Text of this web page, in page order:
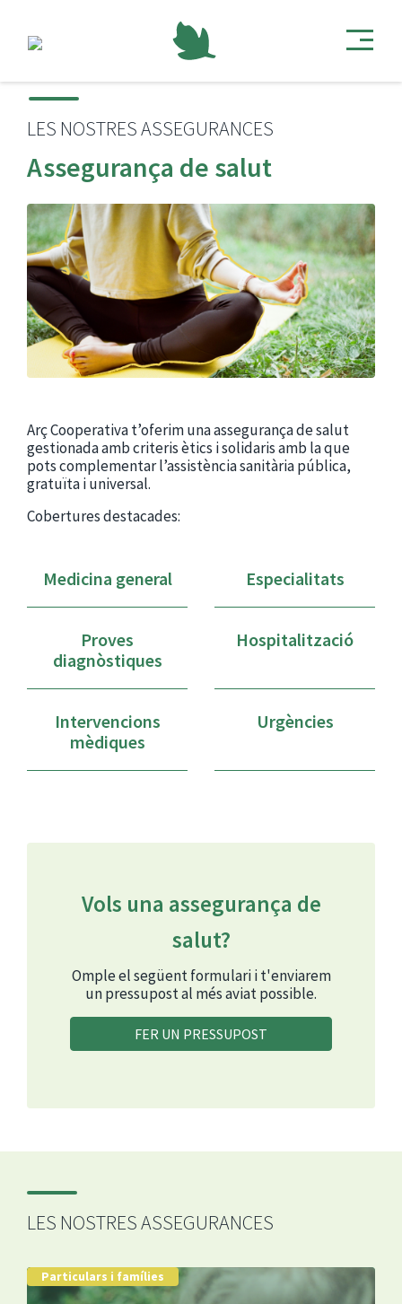
LES NOSTRES ASSEGURANCES
Assegurança de salut
Arç Cooperativa t’oferim una assegurança de salut
gestionada amb criteris ètics i solidaris amb la que
pots complementar l’assistència sanitària pública,
gratuïta i universal.
Cobertures destacades:
Medicina general Especialitats
Proves
diagnòstiques
Hospitalització
Intervencions
mèdiques
Urgències
Vols una assegurança de
salut?
Omple el següent formulari i t'enviarem
un pressupost al més aviat possible.
FER UN PRESSUPOST
LES NOSTRES ASSEGURANCES
Particulars i famílies